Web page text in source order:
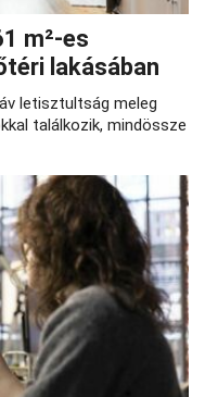
m²-es
lakásában
letisztultság meleg
találkozik, mindössze